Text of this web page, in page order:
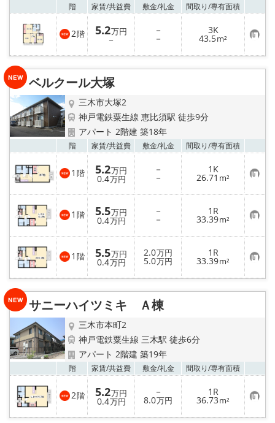
階 家賃/共益費 敷金/礼金 間取り/専有面積
2階 5.2万円
－
－
－
3K
43.5m² お
気
に
り
ベルクール大塚
三木市大塚2
神戸電鉄粟生線 恵比須駅 徒歩9分
アパート 2階建 築18年
階 家賃/共益費 敷金/礼金 間取り/専有面積
1 階 5.2万円
0.4万円
－
－
1K
26.71 m² お
気
に
入
り
登
録
1 階 5.5万円
0.4万円
－
－
1R
33.39m² お
気
に
入
り
登
録
1 階 5.5万円
0.4万円
2.0万円
5.0万円
1R
33.39m² お
気
に
り
サニーハイツミキ Ａ棟
三木市本町2
神戸電鉄粟生線 三木駅 徒歩6分
アパート 2階建 築19年
階 家賃/共益費 敷金/礼金 間取り/専有面積
2階 5.2万円
0.4万円
－
8.0万円
1R
36.73m² お
気
に